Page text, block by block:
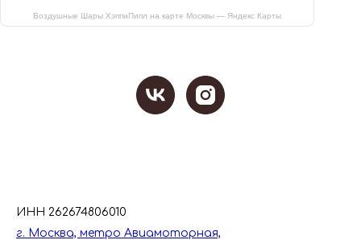
Воздушные Шары ХэппиПипл на карте Москвы — Яндекс Карты
ИНН 262674806010
г. Москва, метро Авиамоторная,